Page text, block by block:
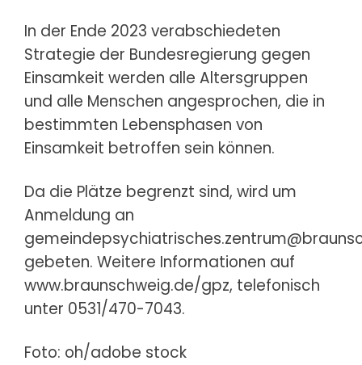
In der Ende 2023 verabschiedeten
Strategie der Bundesregierung gegen
Einsamkeit werden alle Altersgruppen
und alle Menschen angesprochen, die in
bestimmten Lebensphasen von
Einsamkeit betroffen sein können.
Da die Plätze begrenzt sind, wird um
Anmeldung an
gebeten. Weitere Informationen auf
www.braunschweig.de/gpz, telefonisch
unter 0531/470-7043.
Foto: oh/adobe stock